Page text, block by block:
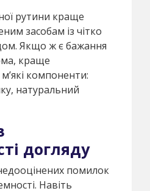
рутини краще
засобам із чітко
Якщо ж є бажання
краще
компоненти:
натуральний
догляду
помилок
Навіть